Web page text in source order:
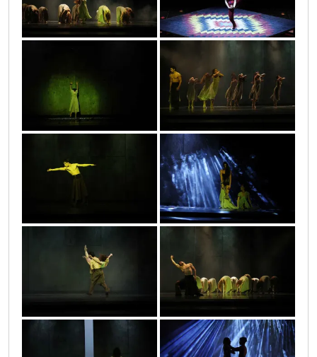
infinitas_1_34 infinitas_1_20
infinitas_1_24 infinitas_1_30
infinitas_1_18 infinitas_1_19